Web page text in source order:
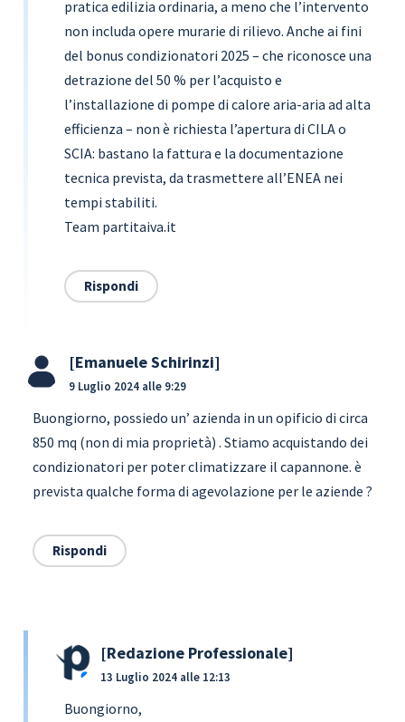
pratica edilizia ordinaria, a meno che l’intervento
non includa opere murarie di rilievo. Anche ai fini
del bonus condizionatori 2025 – che riconosce una
detrazione del 50 % per l’acquisto e
l’installazione di pompe di calore aria-aria ad alta
efficienza – non è richiesta l’apertura di CILA o
SCIA: bastano la fattura e la documentazione
tecnica prevista, da trasmettere all’ENEA nei
tempi stabiliti.
Team partitaiva.it
Rispondi
Emanuele Schirinzi
9 Luglio 2024 alle 9:29
Buongiorno, possiedo un’ azienda in un opificio di circa
850 mq (non di mia proprietà) . Stiamo acquistando dei
condizionatori per poter climatizzare il capannone. è
prevista qualche forma di agevolazione per le aziende ?
Rispondi
Redazione Professionale
13 Luglio 2024 alle 12:13
Buongiorno,